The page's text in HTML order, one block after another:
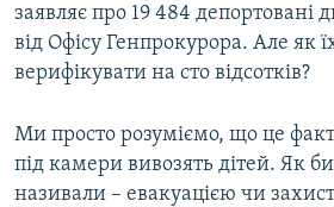
заявляє про 19 484 депортовані
від Офісу Генпрокурора. Але як
верифікувати на сто відсотків?
Ми просто розуміємо, що це
під камери вивозять дітей. Як
називали – евакуацією чи